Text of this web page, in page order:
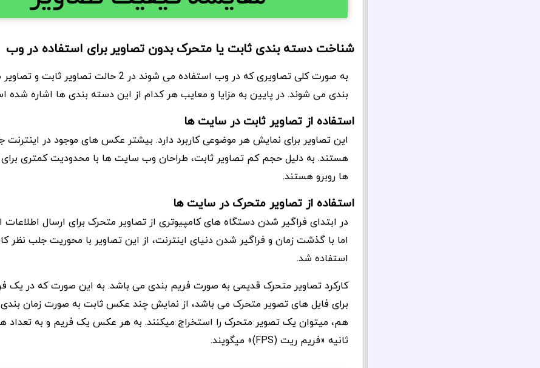
شناخت دسته بندی ثابت یا متحرک بدون تصاویر برای استفاده در وب
به صورت کلی تصاویری که در وب استفاده می شوند در 2 حالت
بندی می شوند. در پایین به مزایا و معایب هر کدام از این دسته بندی ها اشاره شده
استفاده از تصاویر ثابت در سایت ها
این تصاویر برای نمایش هر موضوعی کاربرد دارد. بیشتر عکس های موجود در اینترنت
هستند. به دلیل حجم کم تصاویر ثابت، طراحان وب سایت ها با محدودیت کمتری
ها روبرو هستند.
استفاده از تصاویر متحرک در سایت ها
در ابتدای فراگیر شدن دستگاه های کامپیوتری از تصاویر متحرک برای ارسال
اما با گذشت زمان و فراگیر شدن دنیای اینترنت، از این تصاویر با محوریت جلب نظر
استفاده شد.
کارکرد تصاویر متحرک قدیمی به صورت فریم بندی می باشد. به این صورت که در
برای فایل های تصویر متحرک می باشد، از نمایش چند عکس ثابت به صورت زمان
هم، میتوان یک تصویر متحرک را استخراج میکنند. به هر عکس یک فریم و به تعداد
ثانیه «فریم ریت (FPS)» میگویند.